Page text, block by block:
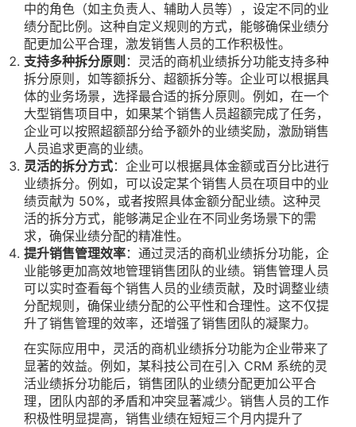
中的角色（如主负责人、辅助人员等），设定不同的业
绩分配比例。这种自定义规则的方式，能够确保业绩分
配更加公平合理，激发销售人员的工作积极性。
支持多种拆分原则 ：灵活的商机业绩拆分功能支持多种
拆分原则，如等额拆分、超额拆分等。企业可以根据具
体的业务场景，选择最合适的拆分原则。例如，在一个
大型销售项目中，如果某个销售人员超额完成了任务，
企业可以按照超额部分给予额外的业绩奖励，激励销售
人员追求更高的业绩。
灵活的拆分方式：企业可以根据具体金额或百分比进行
业绩拆分。例如，可以设定某个销售人员在项目中的业
绩贡献为 50%，或者按照具体金额分配业绩。这种灵
活的拆分方式，能够满足企业在不同业务场景下的需
求，确保业绩分配的精准性。
提升销售管理效率：通过灵活的商机业绩拆分功能，企
业能够更加高效地管理销售团队的业绩。销售管理人员
可以实时查看每个销售人员的业绩贡献，及时调整业绩
分配规则，确保业绩分配的公平性和合理性。这不仅提
升了销售管理的效率，还增强了销售团队的凝聚力。
在实际应用中，灵活的商机业绩拆分功能为企业带来了
显著的效益。例如，某科技公司在引入 CRM 系统的灵
活业绩拆分功能后，销售团队的业绩分配更加公平合
理，团队内部的矛盾和冲突显著减少。销售人员的工作
积极性明显提高，销售业绩在短短三个月内提升了